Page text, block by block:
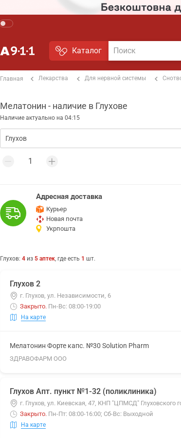
Каталог
Главная Лекарства Для нервной системы
Мелатонин - наличие в Глухове
Наличие актуально на 04:15
Адресная доставка
Курьер
Новая почта
Укрпошта
Глухов: 4 из 5 аптек, где есть 1 шт.
Глухов 2
г. Глухов, ул. Независимости, 6
Закрыто. Пн-Вс: 08:00-19:00
На карте
Мелатонин Форте капс. №30 Solution Pharm
ЗДРАВОФАРМ ООО
Глухов Апт. пункт №1-32 (поликлиника)
г. Глухов, ул. Киевская, 47, КНП "ЦПМСД" Глуховского
Закрыто. Пн-Пт: 08:00-16:00; Сб-Вс: Выходной
На карте